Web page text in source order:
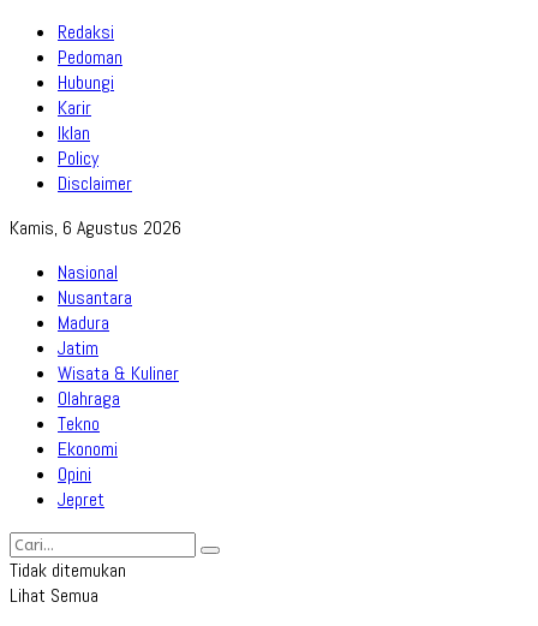
Redaksi
Pedoman
Hubungi
Karir
Iklan
Policy
Disclaimer
Kamis, 6 Agustus 2026
Nasional
Nusantara
Madura
Jatim
Wisata & Kuliner
Olahraga
Tekno
Ekonomi
Opini
Jepret
Tidak ditemukan
Lihat Semua